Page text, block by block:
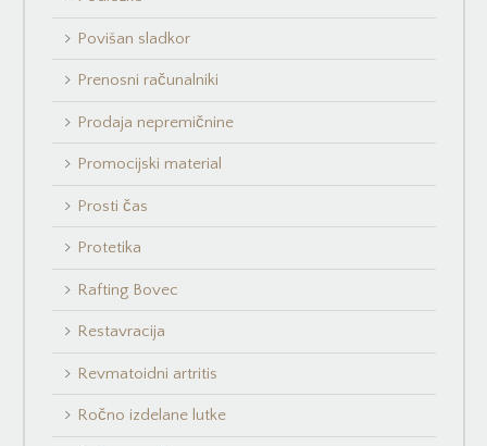
Povišan sladkor
Prenosni računalniki
Prodaja nepremičnine
Promocijski material
Prosti čas
Protetika
Rafting Bovec
Restavracija
Revmatoidni artritis
Ročno izdelane lutke